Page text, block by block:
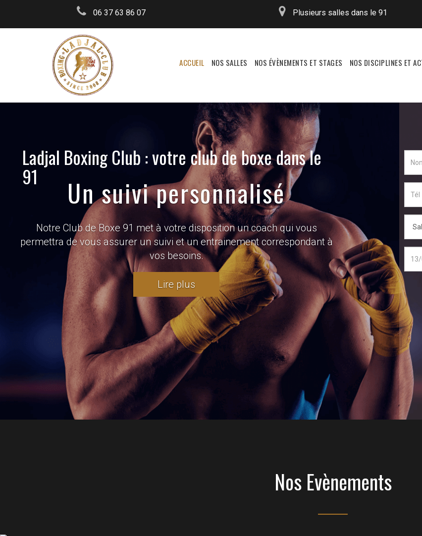
06 37 63 86 07 Plusieurs salles dans le 91
ACCUEIL NOS SALLES NOS ÉVÈNEMENTS ET STAGES NOS DISCIPLINES ET
Ladjal Boxing Club : votre club de boxe dans le
91 Plusieurs discipline,
un seul Club !
Afin de correspondre à tous nos adhérents, nous vous permettons de
participer à plusieurs disciplines au sein de nos salles du 91. Pour plus
d’informations contactez-nous.
contactez-nous
Nos Evènements